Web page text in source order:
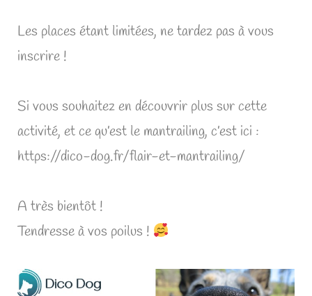
Les places étant limitées, ne tardez pas à vous
inscrire !
Si vous souhaitez en découvrir plus sur cette
activité, et ce qu’est le mantrailing, c’est ici :
https://dico-dog.fr/flair-et-mantrailing/
A très bientôt !
Tendresse à vos poilus !